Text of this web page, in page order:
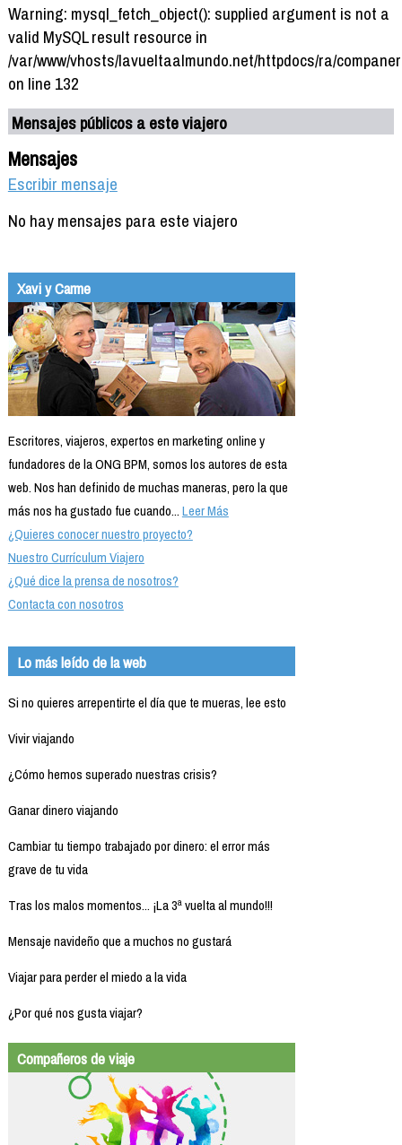
Warning: mysql_fetch_object(): supplied argument is not a
valid MySQL result resource in
/var/www/vhosts/lavueltaalmundo.net/httpdocs/ra/
on line 132
Mensajes públicos a este viajero
Mensajes
Escribir mensaje
No hay mensajes para este viajero
Xavi y Carme
Escritores, viajeros, expertos en marketing online y
fundadores de la ONG BPM, somos los autores de esta
web. Nos han definido de muchas maneras, pero la que
más nos ha gustado fue cuando...Leer Más
¿Quieres conocer nuestro proyecto?
Nuestro Currículum Viajero
¿Qué dice la prensa de nosotros?
Contacta con nosotros
Lo más leído de la web
Si no quieres arrepentirte el día que te mueras, lee esto
Vivir viajando
¿Cómo hemos superado nuestras crisis?
Ganar dinero viajando
Cambiar tu tiempo trabajado por dinero: el error más
grave de tu vida
Tras los malos momentos... ¡La 3ª vuelta al mundo!!!
Mensaje navideño que a muchos no gustará
Viajar para perder el miedo a la vida
¿Por qué nos gusta viajar?
Compañeros de viaje